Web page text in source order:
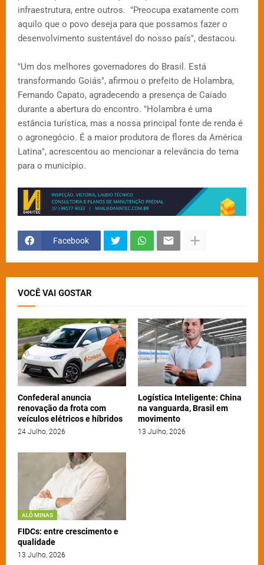
infraestrutura, entre outros. "Preocupa exatamente com
aquilo que o povo deseja para que possamos fazer o
desenvolvimento sustentável do nosso país", destacou.
"Um dos melhores governadores do Brasil. Está
transformando Goiás", afirmou o prefeito de Holambra,
Fernando Capato, agradecendo a presença de Caiado
durante a abertura do encontro. "Holambra é uma
estância turística, mas a nossa principal fonte de renda é
o agronegócio. É a maior produtora de flores da América
Latina", acrescentou ao mencionar a relevância do tema
para o município.
Facebook
VOCÊ VAI GOSTAR
Confederal anuncia
renovação da frota com
veículos elétricos e híbridos
24 Julho, 2026
Logística Inteligente: China
na vanguarda, Brasil em
movimento
13 Julho, 2026
ALÔ MINAS
FIDCs: entre crescimento e
qualidade
13 Julho, 2026